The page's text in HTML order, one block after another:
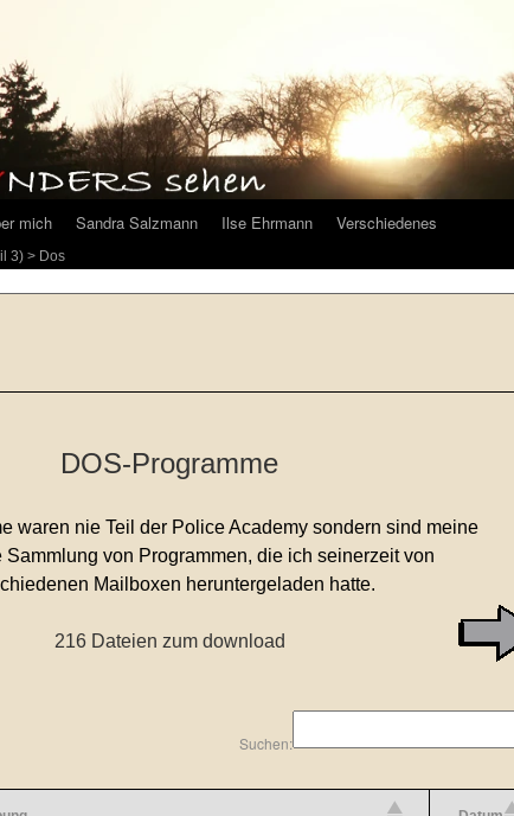
mich Sandra Salzmann Ilse Ehrmann Verschiedenes
3) > Dos
DOS-Programme
waren nie Teil der Police Academy sondern sind meine
Sammlung von Programmen, die ich seinerzeit von
Mailboxen heruntergeladen hatte.
216 Dateien zum download
Suchen: